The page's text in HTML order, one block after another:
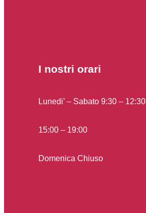
I nostri orari​
Lunedi’ – Sabato 9:30 – 12:30
15:00 – 19:00
Domenica Chiuso